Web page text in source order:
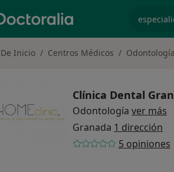
Inicio Centros Médicos Odontología
Clínica Dental
Odontología ver más
Granada 1 dirección
5 opiniones